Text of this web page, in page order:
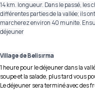
14 km. longueur. Dans le passé,
différentes parties de la vallée; ils
marcherez environ 40 munite.
déjeuner
Village de Belisırma
1 heure pour le déjeuner dans la
soupe et la salade, plus tard vous
Le déjeuner sera terminé avec des